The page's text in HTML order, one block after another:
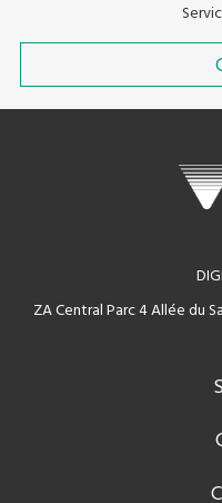
ZA Central Parc 4 Allée du